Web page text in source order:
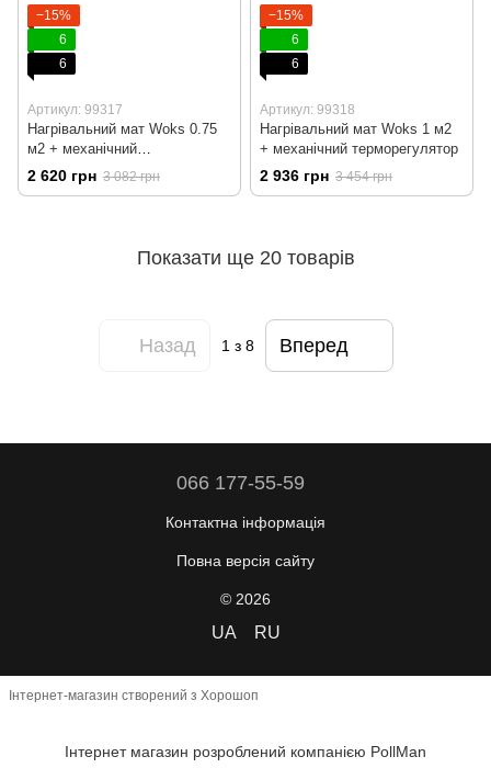
−15%
6
6
Артикул: 99317
Нагрівальний мат Woks 0.75
м2 + механічний
терморегулятор
2 620 грн 3 082 грн
−15%
6
6
Артикул: 99318
Нагрівальний мат Woks 1 м2
+ механічний терморегулятор
2 936 грн 3 454 грн
Показати ще 20 товарів
Назад 1з 8 Вперед
066 177-55-59
Контактна інформація
Повна версія сайту
© 2026
UA RU
Інтернет-магазин створений з Хорошоп
Інтернет магазин розроблений компанією PollMan